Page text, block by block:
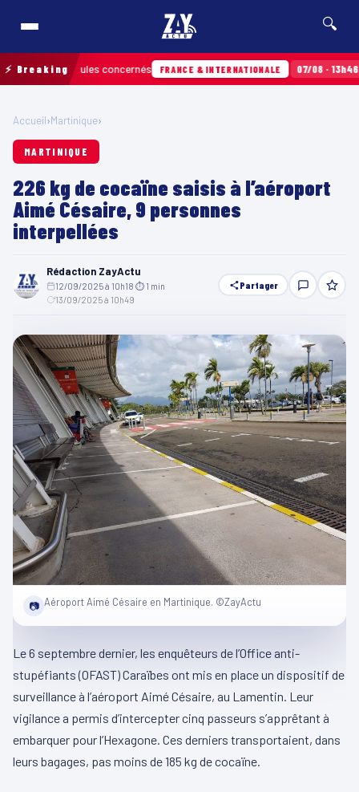
🔍
⚡ Breaking
véhicules concernés FRANCE & INTERNATIONALE 07/08 · 13h46 Pas-
Accueil›Martinique›
MARTINIQUE
226 kg de cocaïne saisis à l’aéroport
Aimé Césaire, 9 personnes
interpellées
Rédaction ZayActu
12/09/2025 à 10h18 ⏱ 1 min
13/09/2025 à 10h49
Partager
📷 Aéroport Aimé Césaire en Martinique. ©ZayActu
Le 6 septembre dernier, les enquêteurs de l’Office anti-
stupéfiants (OFAST) Caraïbes ont mis en place un dispositif de
surveillance à l’aéroport Aimé Césaire, au Lamentin. Leur
vigilance a permis d’intercepter cinq passeurs s’apprêtant à
embarquer pour l’Hexagone. Ces derniers transportaient, dans
leurs bagages, pas moins de 185 kg de cocaïne.